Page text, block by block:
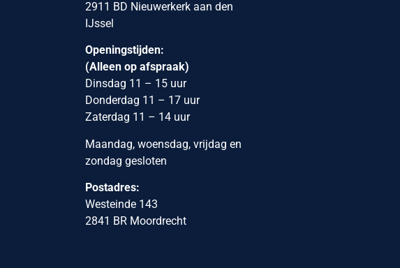
2911 BD Nieuwerkerk aan den
IJssel
Openingstijden:
(Alleen op afspraak)
Dinsdag 11 – 15 uur
Donderdag 11 – 17 uur
Zaterdag 11 – 14 uur
Maandag, woensdag, vrijdag en
zondag gesloten
Postadres:
Westeinde 143
2841 BR Moordrecht